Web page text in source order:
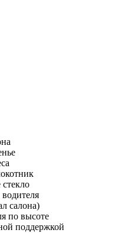
салона)
по высоте
поддержкой